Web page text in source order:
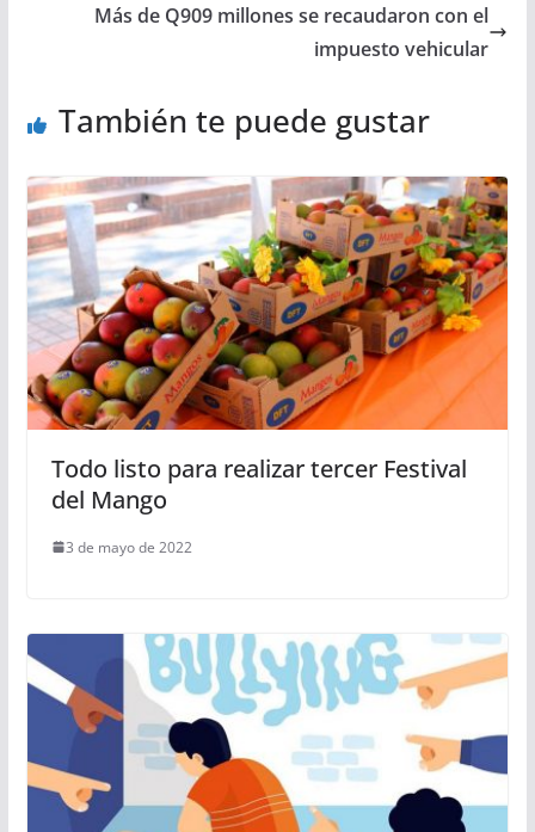
Más de Q909 millones se recaudaron con el
impuesto vehicular
También te puede gustar
Todo listo para realizar tercer Festival
del Mango
3 de mayo de 2022